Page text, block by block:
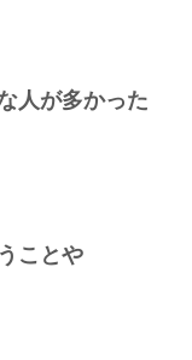
人が多かった
ことや